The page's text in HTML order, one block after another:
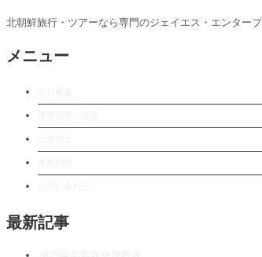
北朝鮮旅行・ツアーなら専門のジェイエス・エンター
メニュー
最新記事